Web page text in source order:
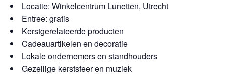
Locatie: Winkelcentrum Lunetten, Utrecht
Entree: gratis
Kerstgerelateerde producten
Cadeauartikelen en decoratie
Lokale ondernemers en standhouders
Gezellige kerstsfeer en muziek